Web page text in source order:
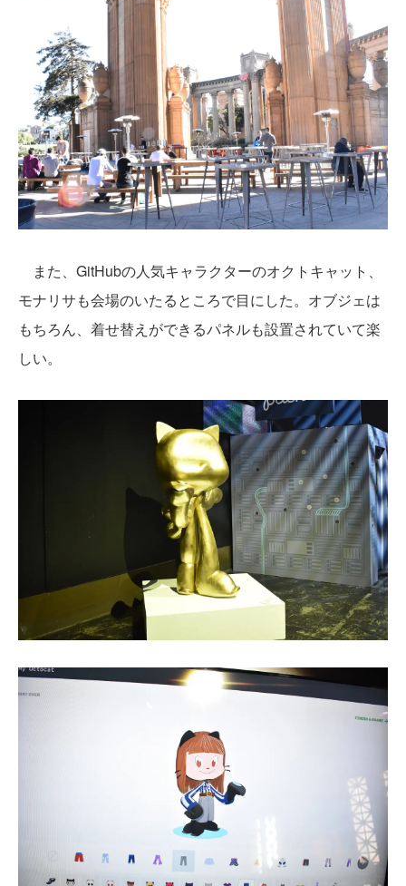
また、GitHubの人気キャラクターのオクトキャット、
モナリサも会場のいたるところで目にした。オブジェは
もちろん、着せ替えができるパネルも設置されていて楽
しい。